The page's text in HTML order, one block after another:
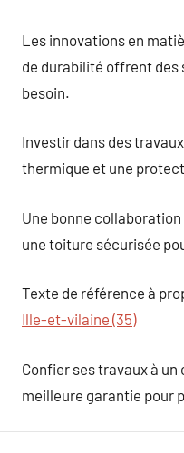
Les innovations en
de durabilité offrent des
besoin.
Investir dans des
thermique et une
Une bonne
une toiture sécurisée
Texte de référence à
Ille-et-vilaine (35)
Confier ses travaux à
meilleure garantie pour